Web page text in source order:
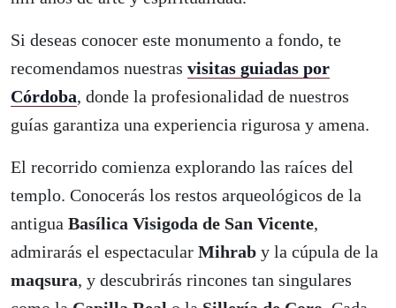
Si deseas conocer este monumento a fondo, te
recomendamos nuestras visitas guiadas por
Córdoba, donde la profesionalidad de nuestros
guías garantiza una experiencia rigurosa y amena.
El recorrido comienza explorando las raíces del
templo. Conocerás los restos arqueológicos de la
antigua Basílica Visigoda de San Vicente,
admirarás el espectacular Mihrab y la cúpula de la
maqsura, y descubrirás rincones tan singulares